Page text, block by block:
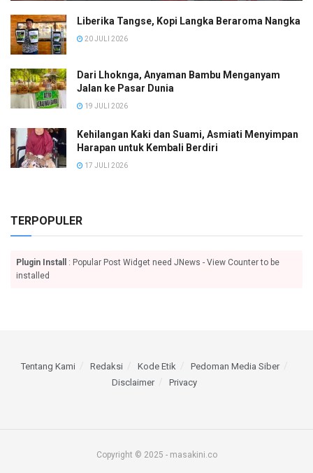
Liberika Tangse, Kopi Langka Beraroma Nangka
20 JULI 2026
Dari Lhoknga, Anyaman Bambu Menganyam
Jalan ke Pasar Dunia
19 JULI 2026
Kehilangan Kaki dan Suami, Asmiati Menyimpan
Harapan untuk Kembali Berdiri
17 JULI 2026
TERPOPULER
Plugin Install
: Popular Post Widget need JNews - View Counter to be
installed
Tentang Kami Redaksi Kode Etik
Pedoman Media Siber
Disclaimer
Privacy
Copyright © 2025 - masakini.co